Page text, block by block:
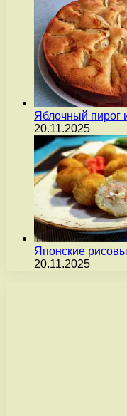
Яблочный пирог
20.11.2025
Японские
20.11.2025